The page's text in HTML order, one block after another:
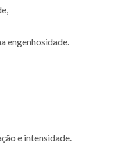
engenhosidade.
e intensidade.